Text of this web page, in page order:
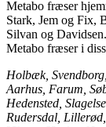
Metabo fræser
Stark, Jem og Fix,
Silvan og
Metabo fræser i
Holbæk,
Aarhus, Farum,
Hedensted,
Rudersdal,